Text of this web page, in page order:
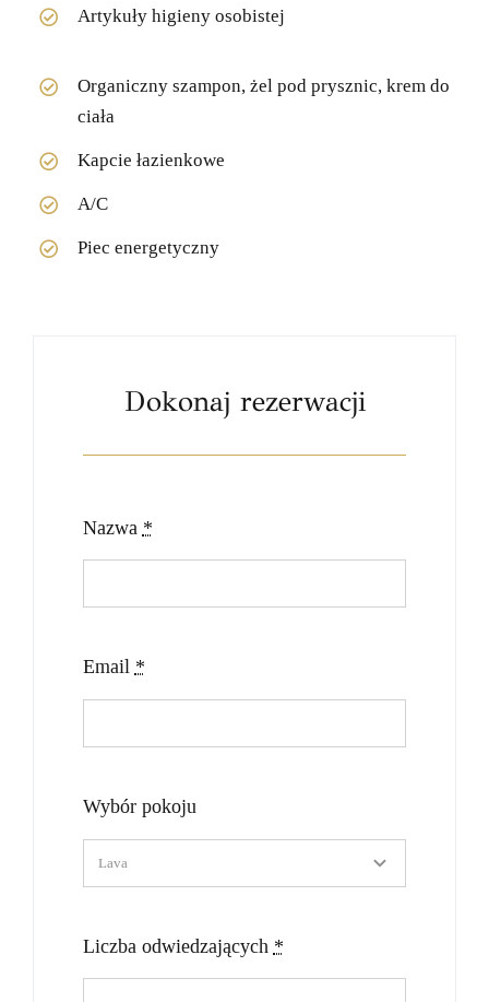
Artykuły higieny osobistej
Organiczny szampon, żel pod prysznic, krem do
ciała
Kapcie łazienkowe
A/C
Piec energetyczny
Dokonaj rezerwacji
Nazwa *
Email *
Wybór pokoju
Liczba odwiedzających *